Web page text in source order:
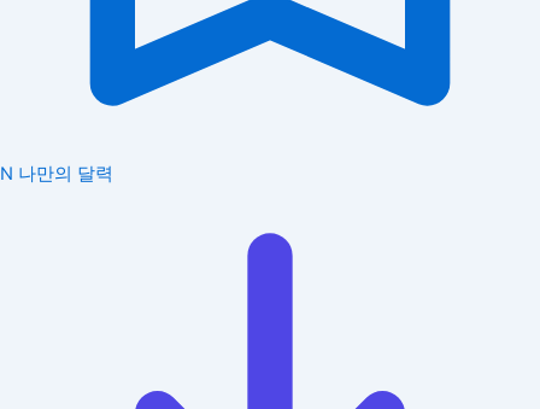
N 나만의 달력